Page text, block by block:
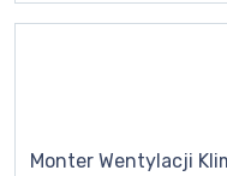
Monter Wentylacji